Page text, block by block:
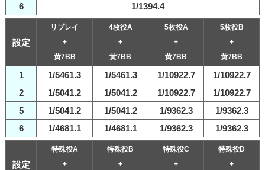
6
1/1394.4
設定
リプレイ
+
黄7BB
4枚役A
+
黄7BB
5枚役A
+
黄7BB
5枚役B
+
黄7BB
1 1/5461.3 1/5461.3 1/10922.7
1/10922.7
2
1/5041.2 1/5041.2 1/10922.7
1/10922.7
5
1/5041.2 1/5041.2 1/9362.3
1/9362.3
6
1/4681.1 1/4681.1 1/9362.3 1/9362.3
設定
特殊役A
+
特殊役B
+
特殊役C
+
特殊役D
+